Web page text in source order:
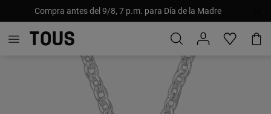
Compra antes del 9/8, 7 p.m. para Día de la Madre